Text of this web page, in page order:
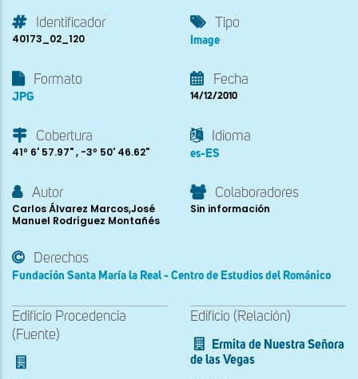
Identificador
40173_02_120
Tipo
Image
Formato
JPG
Fecha
14/12/2010
Cobertura
41º 6' 57.97" , -3º 50' 46.62"
Idioma
es-ES
Autor
Carlos Álvarez Marcos,José
Manuel Rodríguez Montañés
Colaboradores
Sin información
Derechos
Fundación Santa María la Real - Centro de Estudios del Románico
Edificio Procedencia
(Fuente)
Edificio (Relación)
Ermita de Nuestra Señora
de las Vegas